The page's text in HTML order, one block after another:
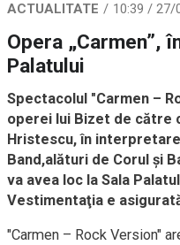
ACTUALITATE 10:39 / 27/
Opera „Carmen”,
Palatului
Spectacolul "Carmen –
operei lui Bizet de către
Hristescu, în
Band,alături de Corul şi
va avea loc la Sala
Vestimentaţia e
"Carmen – Rock Version"